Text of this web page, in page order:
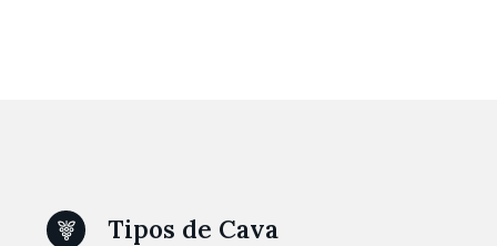
Tipos de Cava